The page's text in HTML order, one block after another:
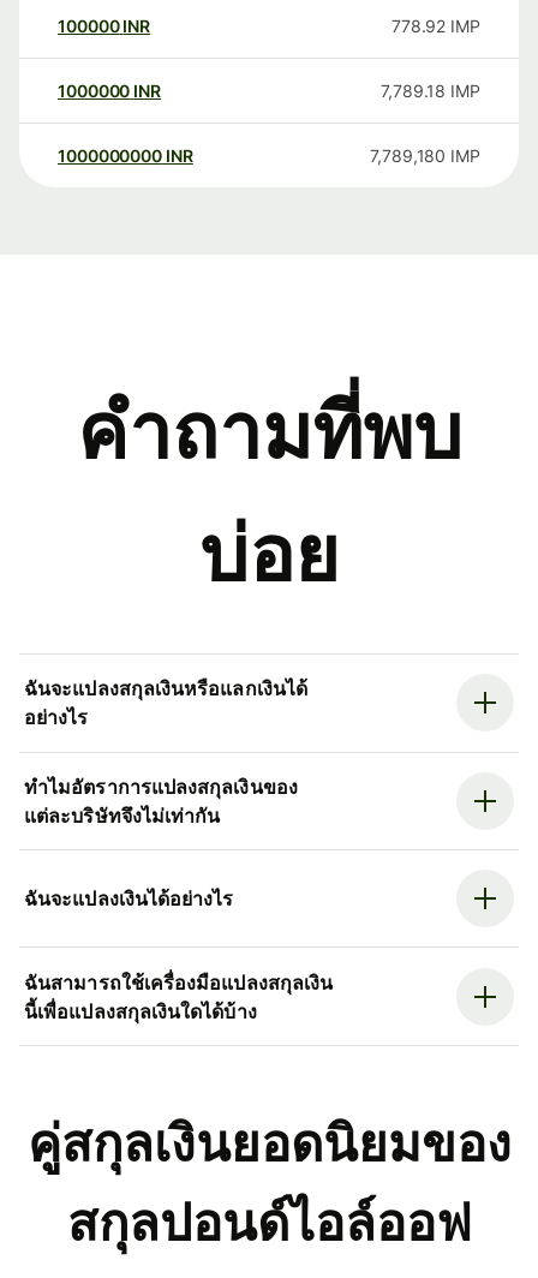
100000 INR 778.92 IMP
1000000 INR 7,789.18 IMP
1000000000 INR 7,789,180 IMP
คำถามที่พบ
บ่อย
ฉันจะแปลงสกุลเงินหรือแลกเงินได้
อย่างไร
ทำไมอัตราการแปลงสกุลเงินของ
แต่ละบริษัทจึงไม่เท่ากัน
ฉันจะแปลงเงินได้อย่างไร
ฉันสามารถใช้เครื่องมือแปลงสกุลเงิน
นี้เพื่อแปลงสกุลเงินใดได้บ้าง
คู่สกุลเงินยอดนิยมของ
สกุลปอนด์ไอล์ออฟ